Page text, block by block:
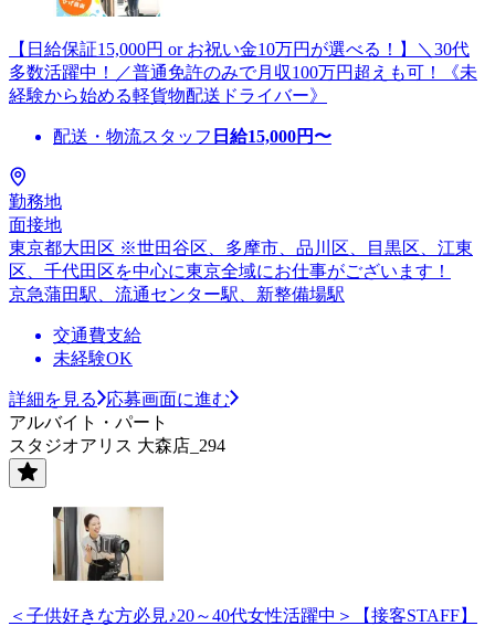
【日給保証15,000円 or お祝い金10万円が選べる！】＼30代
多数活躍中！／普通免許のみで月収100万円超えも可！《未
経験から始める軽貨物配送ドライバー》
配送・物流スタッフ 日給15,000円〜
勤務地
面接地
東京都大田区 ※世田谷区、多摩市、品川区、目黒区、江東
区、千代田区を中心に東京全域にお仕事がございます！
京急蒲田駅、流通センター駅、新整備場駅
交通費支給
未経験OK
詳細を見る
応募画面に進む
アルバイト・パート
スタジオアリス 大森店_294
＜子供好きな方必見♪20～40代女性活躍中＞【接客STAFF】